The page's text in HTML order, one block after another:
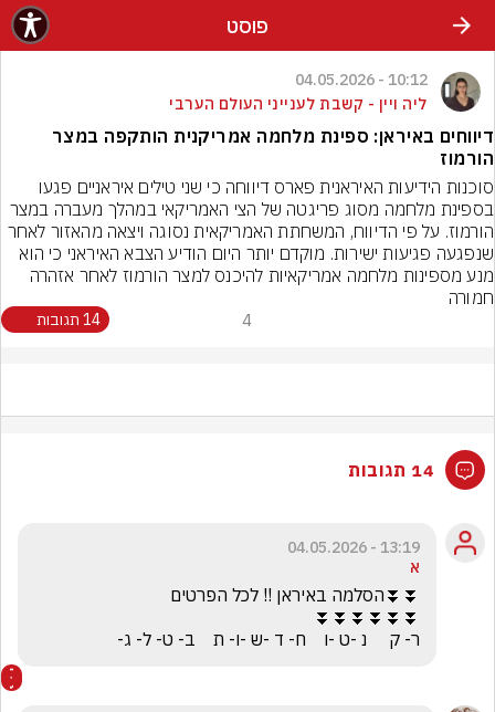
פוסט
10:12 - 04.05.2026
ליה ויין - קשבת לענייני העולם הערבי
דיווחים באיראן: ספינת מלחמה אמריקנית הותקפה במצר
הורמוז
חמורה
4 14 תגובות
14 תגובות
13:19 - 04.05.2026
א
ר- ק     נ -ט -ו    ח- ד -ש -ו- ת    ב- ט- ל- ג-